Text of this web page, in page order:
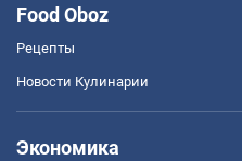
Food Oboz
Рецепты
Новости Кулинарии
Экономика